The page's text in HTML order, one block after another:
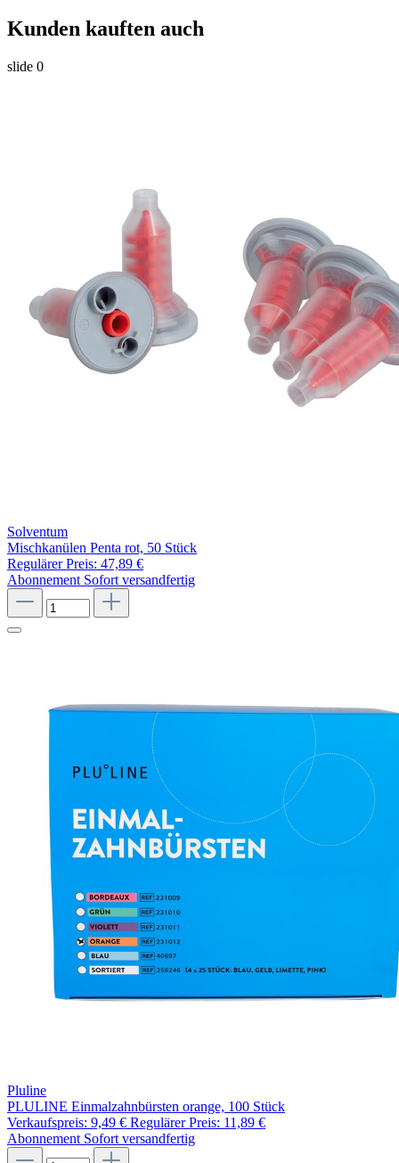
Kunden kauften auch
slide 0
Solventum
Mischkanülen Penta rot, 50 Stück
Regulärer Preis: 47,89 €
Abonnement Sofort versandfertig
Pluline
PLULINE Einmalzahnbürsten orange, 100 Stück
Verkaufspreis: 9,49 € Regulärer Preis: 11,89 €
Abonnement Sofort versandfertig